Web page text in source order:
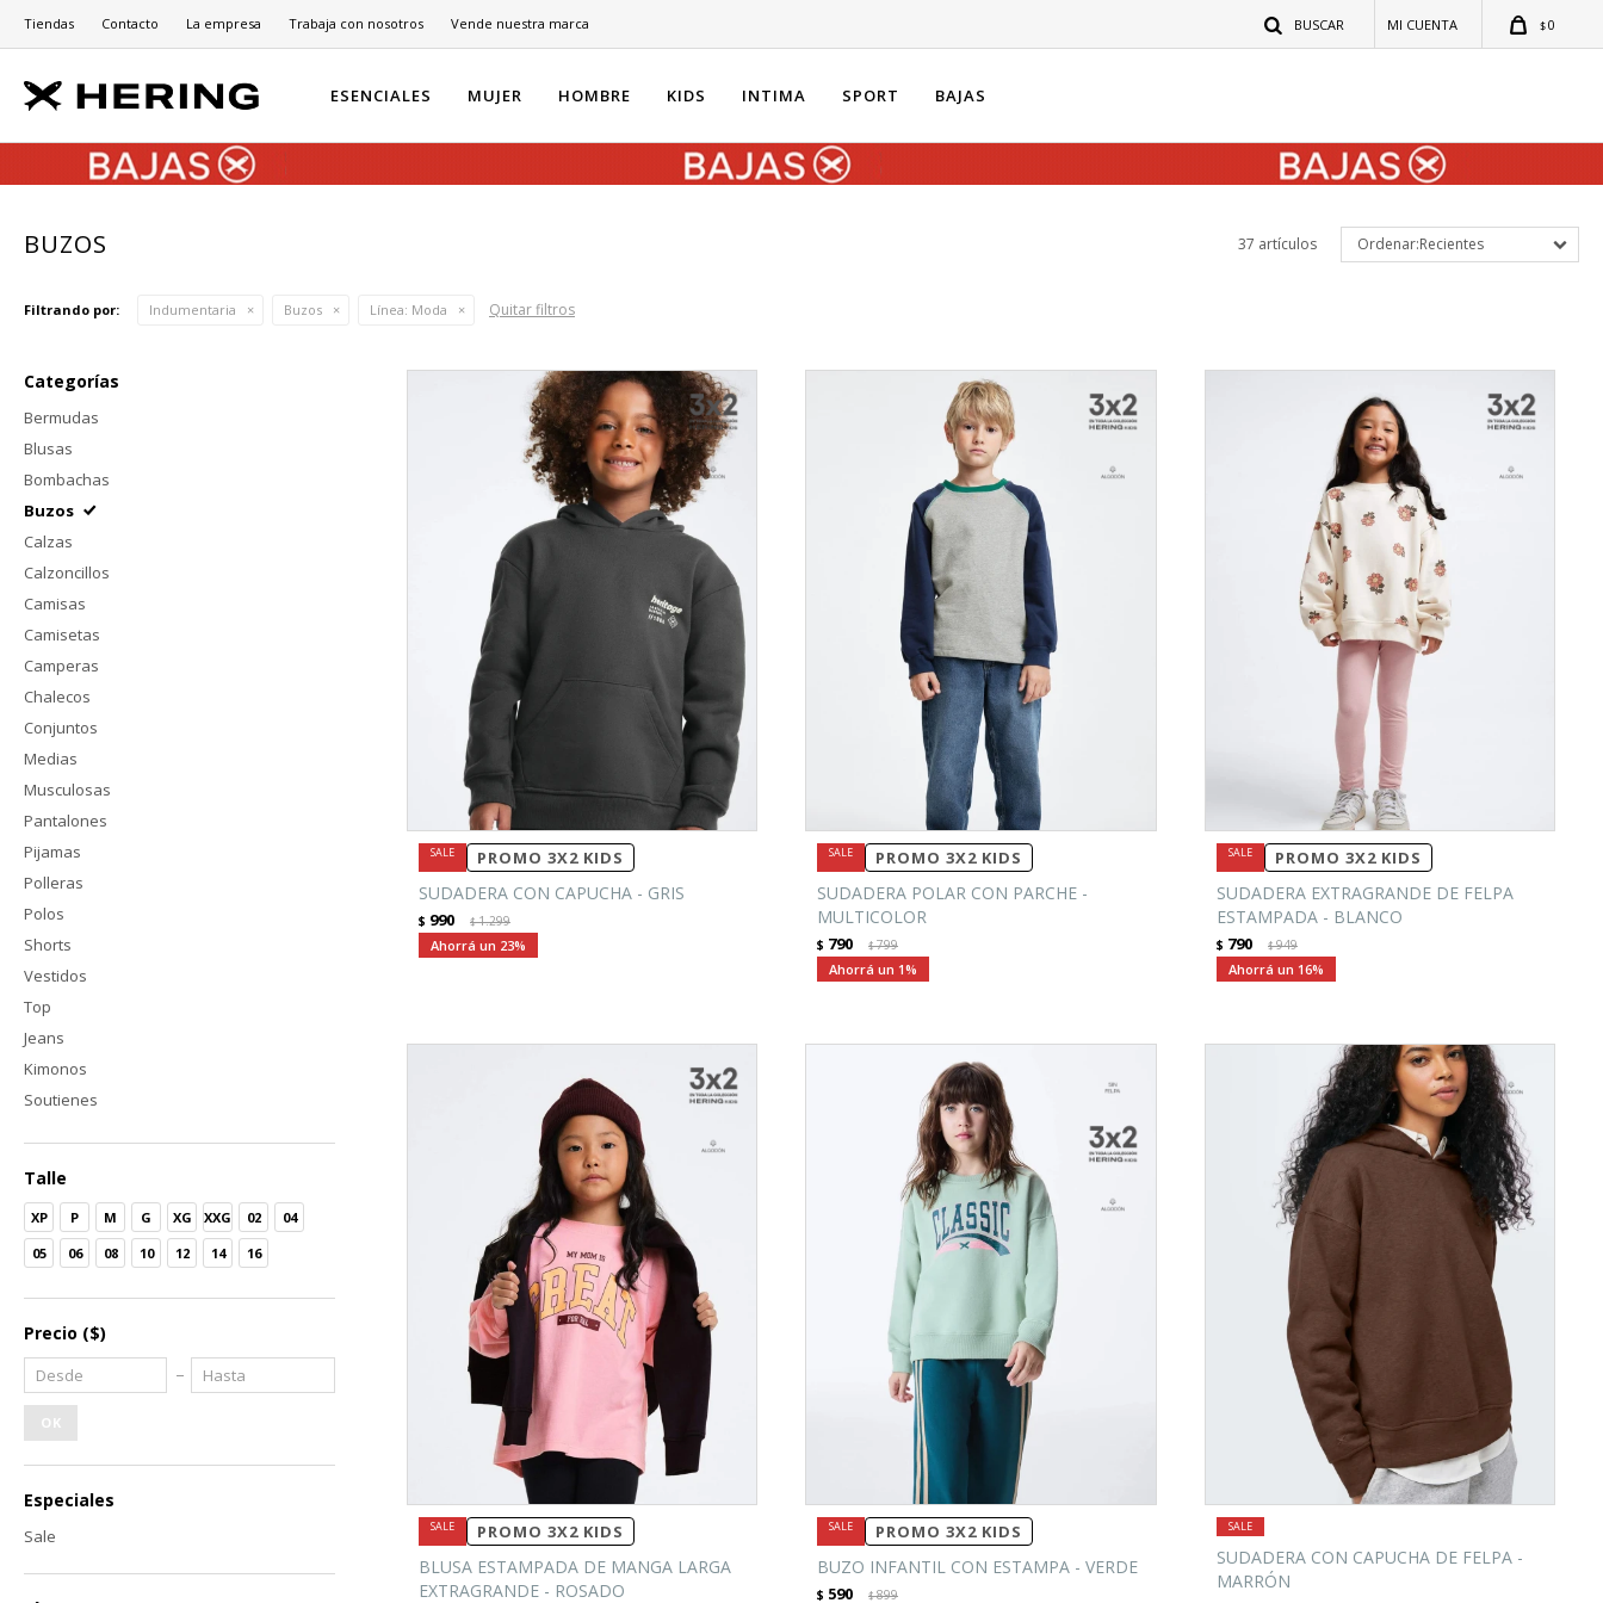
ESENCIALES MUJER HOMBRE KIDS INTIMA SPORT BAJAS
$0
Tiendas Contacto La empresa Trabaja con nosotros Vende nuestra marca
BUZOS 37 artículos Recientes
Filtrando por: Indumentaria Buzos Línea: Moda Quitar filtros
PROMO 3X2 KIDS
SUDADERA CON CAPUCHA - GRIS
$ 990 $1.299
23
PROMO 3X2 KIDS
SUDADERA POLAR CON PARCHE -
MULTICOLOR
$ 790 $799
1
PROMO 3X2 KIDS
SUDADERA EXTRAGRANDE DE FELPA
ESTAMPADA - BLANCO
$ 790 $949
16
PROMO 3X2 KIDS
BLUSA ESTAMPADA DE MANGA LARGA
EXTRAGRANDE - ROSADO
PROMO 3X2 KIDS
BUZO INFANTIL CON ESTAMPA - VERDE
$ 590 $899
SUDADERA CON CAPUCHA DE FELPA -
MARRÓN
Categorías
Bermudas
Blusas
Bombachas
Buzos
Calzas
Calzoncillos
Camisas
Camisetas
Camperas
Chalecos
Conjuntos
Medias
Musculosas
Pantalones
Pijamas
Polleras
Polos
Shorts
Vestidos
Top
Jeans
Kimonos
Soutienes
Talle
XP P M G XG XXG 02
04
05
06 08 10 12 14 16
Precio ($)
OK
Especiales
Sale